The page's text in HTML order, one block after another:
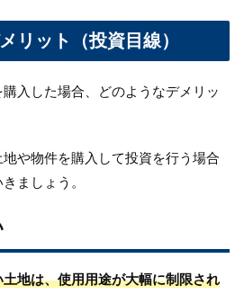
リット（投資目線）
入した場合、どのようなデメリッ
や物件を購入して投資を行う場合
ましょう。
地は、使用用途が大幅に制限され